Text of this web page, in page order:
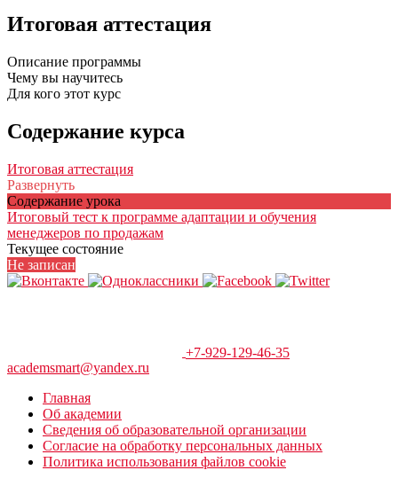
Итоговая аттестация
Описание программы
Чему вы научитесь
Для кого этот курс
Содержание курса
Итоговая аттестация
Развернуть
Содержание урока
Итоговый тест к программе адаптации и обучения
менеджеров по продажам
Текущее состояние
Не записан
+7-929-129-46-35
academsmart@yandex.ru
Главная
Об академии
Сведения об образовательной организации
Согласие на обработку персональных данных
Политика использования файлов cookie